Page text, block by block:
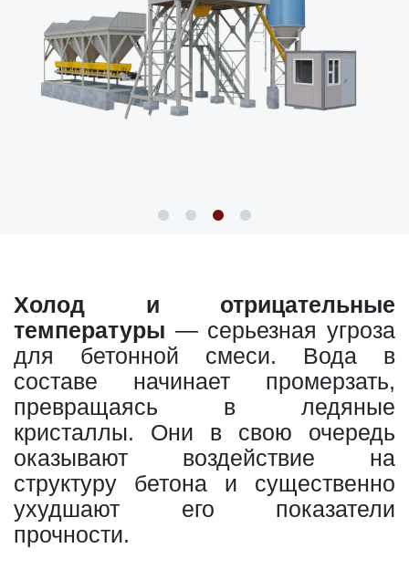
Холод и отрицательные
температуры — серьезная угроза
для бетонной смеси. Вода в
составе начинает промерзать,
превращаясь в ледяные
кристаллы. Они в свою очередь
оказывают воздействие на
структуру бетона и существенно
ухудшают его показатели
прочности.